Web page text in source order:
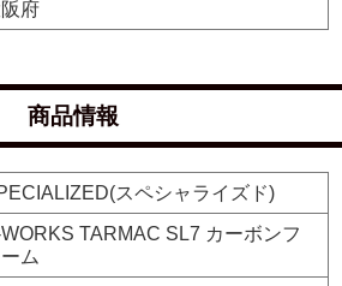
府
商品情報
スペシャライズド)
TARMAC SL7 カーボンフ
ム